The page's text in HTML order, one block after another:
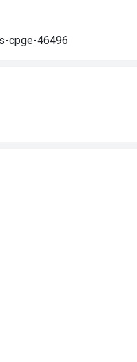
cpge-46496